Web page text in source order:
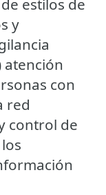
estilos de
y
con
red
control de